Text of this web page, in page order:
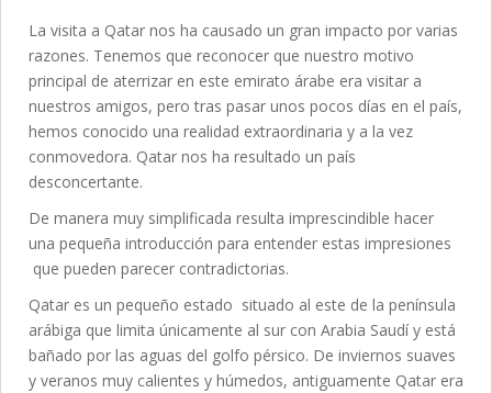
La visita a Qatar nos ha causado un gran impacto por varias
razones. Tenemos que reconocer que nuestro motivo
principal de aterrizar en este emirato árabe era visitar a
nuestros amigos, pero tras pasar unos pocos días en el país,
hemos conocido una realidad extraordinaria y a la vez
conmovedora. Qatar nos ha resultado un país
desconcertante.
De manera muy simplificada resulta imprescindible hacer
una pequeña introducción para entender estas impresiones
que pueden parecer contradictorias.
Qatar es un pequeño estado situado al este de la península
arábiga que limita únicamente al sur con Arabia Saudí y está
bañado por las aguas del golfo pérsico. De inviernos suaves
y veranos muy calientes y húmedos, antiguamente Qatar era